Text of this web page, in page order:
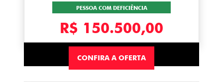
PESSOA COM DEFICIÊNCIA
R$ 150.500,00
CONFIRA A OFERTA